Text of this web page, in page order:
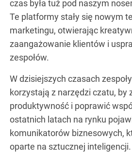
czas była tuż pod naszym
Te platformy stały się nowym
marketingu, otwierając
zaangażowanie klientów i
zespołów.
W dzisiejszych czasach
korzystają z narzędzi czatu, by
produktywność i poprawić
ostatnich latach na rynku
komunikatorów biznesowych,
oparte na sztucznej inteligencji.